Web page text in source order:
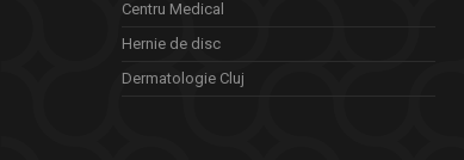
Centru Medical
Hernie de disc
Dermatologie Cluj